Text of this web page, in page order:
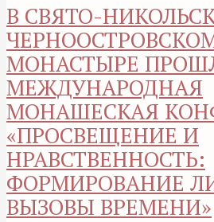
В СВЯТО-
МОНАСТЫРЕ
МЕЖДУНАРОДНАЯ
МОНАШЕСКАЯ
«ПРОСВЕЩЕНИЕ И
НРАВСТВЕННОСТЬ:
ФОРМИРОВАНИЕ
ВЫЗОВЫ ВРЕМЕНИ»